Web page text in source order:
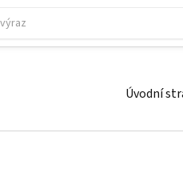
Úvodní